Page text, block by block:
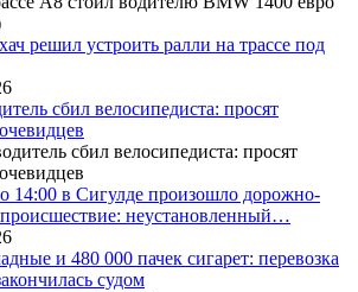
решил устроить ралли на трассе под
сбил велосипедиста: просят
14:00 в Сигулде произошло дорожно-
происшествие: неустановленный…
и 480 000 пачек сигарет: перевозка
судом